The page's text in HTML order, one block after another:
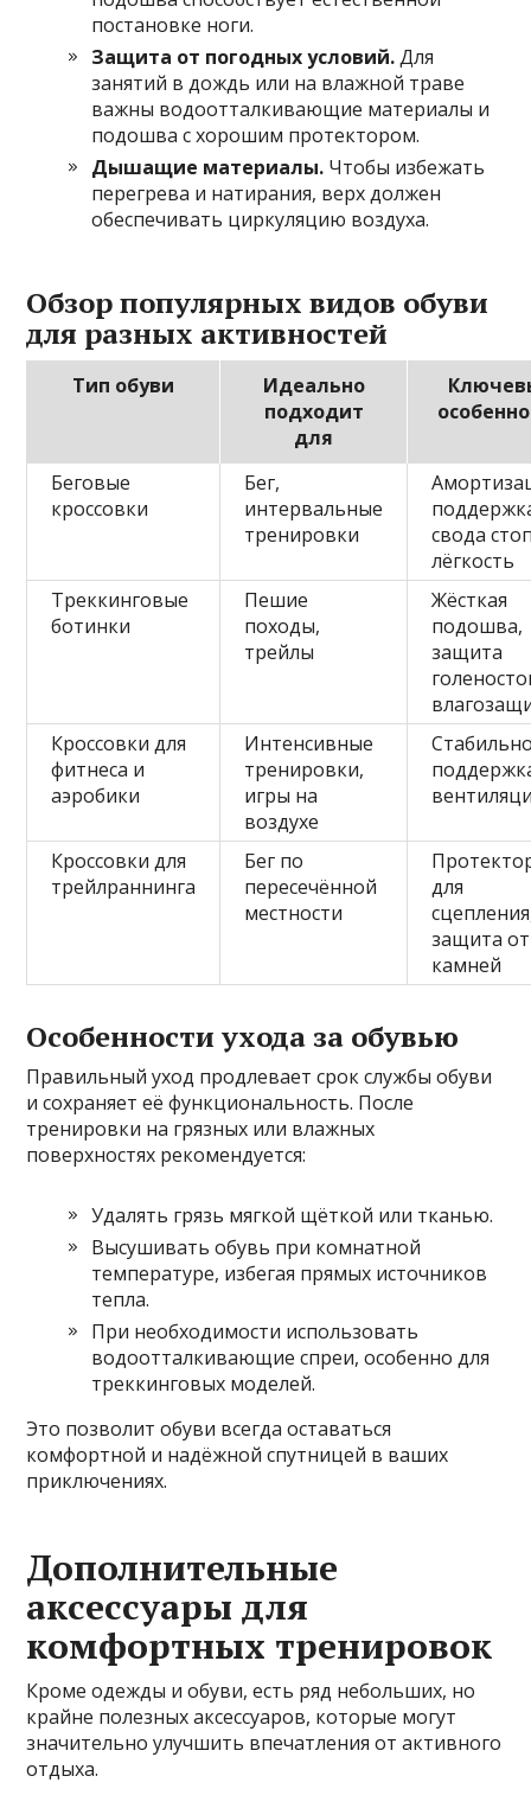
постановке ноги.
Защита от погодных условий.Для
занятий в дождь или на влажной траве
важны водоотталкивающие материалы и
подошва с хорошим протектором.
Дышащие материалы. Чтобы избежать
перегрева и натирания, верх должен
обеспечивать циркуляцию воздуха.
Обзор популярных видов обуви
для разных активностей
Тип обуви
Идеально
подходит
для
Беговые
кроссовки
Бег,
интервальные
тренировки
свода
лёгкость
Треккинговые
ботинки
Пешие
походы,
трейлы
Жёсткая
подошва,
защита
Кроссовки для
фитнеса и
аэробики
Интенсивные
тренировки,
игры на
воздухе
Кроссовки для
трейлраннинга
Бег по
пересечённой
местности
для
защита от
камней
Особенности ухода за обувью
Правильный уход продлевает срок службы обуви
и сохраняет её функциональность. После
тренировки на грязных или влажных
поверхностях рекомендуется:
Удалять грязь мягкой щёткой или тканью.
Высушивать обувь при комнатной
температуре, избегая прямых источников
тепла.
При необходимости использовать
водоотталкивающие спреи, особенно для
треккинговых моделей.
Это позволит обуви всегда оставаться
комфортной и надёжной спутницей в ваших
приключениях.
Дополнительные
аксессуары для
комфортных тренировок
Кроме одежды и обуви, есть ряд небольших, но
крайне полезных аксессуаров, которые могут
значительно улучшить впечатления от активного
отдыха.